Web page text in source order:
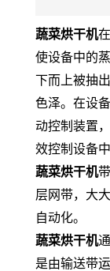
蔬菜烘干机
使设备中的
下而上被抽
色泽。在设
动控制装置
效控制设备
蔬菜烘干机
层网带，大
自动化。
蔬菜烘干机
是由输送带